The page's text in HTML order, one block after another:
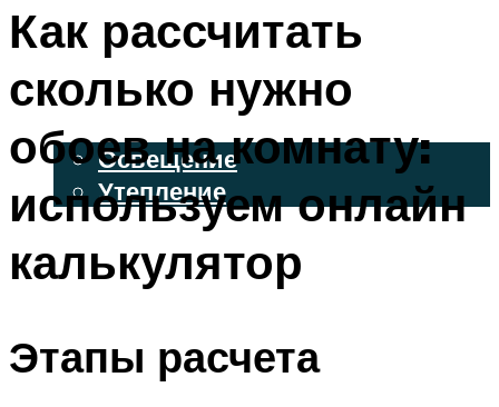
ФАСАДНЫЙ САЙДИНГ
ОСВЕЩЕНИЕ И УТЕПЛЕНИЕ
Освещение
Утепление
Как рассчитать
сколько нужно
обоев на комнату:
используем онлайн
калькулятор
Этапы расчета